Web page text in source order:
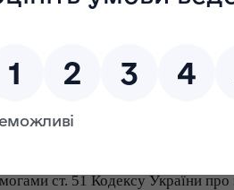
видобутку та
підземних
ст. 51 Кодексу України про